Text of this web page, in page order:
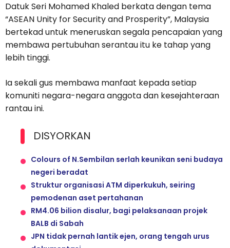
Datuk Seri Mohamed Khaled berkata dengan tema
“ASEAN Unity for Security and Prosperity”, Malaysia
bertekad untuk meneruskan segala pencapaian yang
membawa pertubuhan serantau itu ke tahap yang
lebih tinggi.
Ia sekali gus membawa manfaat kepada setiap
komuniti negara-negara anggota dan kesejahteraan
rantau ini.
DISYORKAN
Colours of N.Sembilan serlah keunikan seni budaya
negeri beradat
Struktur organisasi ATM diperkukuh, seiring
pemodenan aset pertahanan
RM4.06 bilion disalur, bagi pelaksanaan projek
BALB di Sabah
JPN tidak pernah lantik ejen, orang tengah urus